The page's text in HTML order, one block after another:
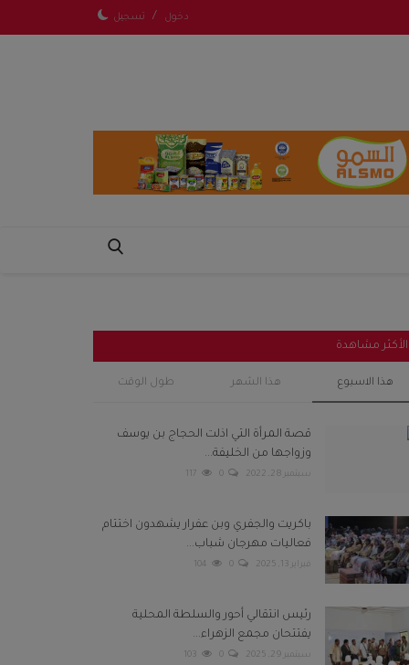
دخول / تسجيل
الأكثر مشاهدة
هذا الاسبوع هذا الشهر طول الوقت
قصة المرأة التي اذلت الحجاج بن يوسف
وزواجها من الخليفة...
سبتمبر 28, 2022 0
117
باكريت والجفري وبن عفرار يشهدون اختتام
فعاليات مهرجان شباب...
فبراير 13, 2025 0
104
رئيس انتقالي أحور والسلطة المحلية
يفتتحان مجمع الزهراء...
سبتمبر 29, 2025 0
103